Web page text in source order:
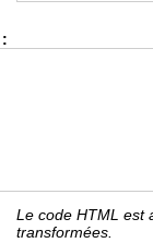
Le code HTML est
transformées.